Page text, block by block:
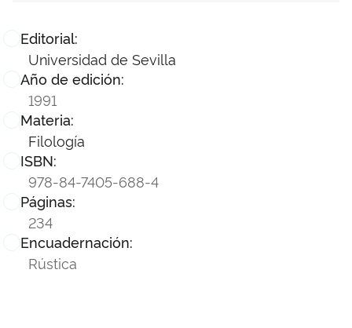
Editorial:
Universidad de Sevilla
Año de edición:
1991
Materia:
Filología
ISBN:
978-84-7405-688-4
Páginas:
234
Encuadernación:
Rústica